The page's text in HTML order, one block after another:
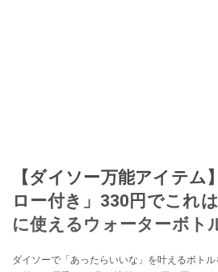
【ダイソー万能アイテム
ロー付き」330円でこれ
に使えるウォーターボト
ダイソーで「あったらいいな」を叶えるボト